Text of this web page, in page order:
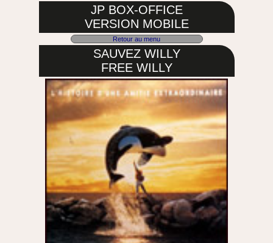
JP BOX-OFFICE
VERSION MOBILE
Retour au menu
SAUVEZ WILLY
FREE WILLY